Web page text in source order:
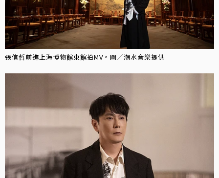
張信哲前進上海博物館東館拍MV。圖／潮水音樂提供